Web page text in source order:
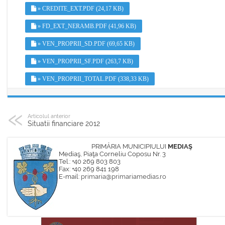
» CREDITE_EXT.PDF (24,17 KB)
» FD_EXT_NERAMB.PDF (41,96 KB)
» VEN_PROPRII_SD.PDF (69,65 KB)
» VEN_PROPRII_SF.PDF (263,7 KB)
» VEN_PROPRII_TOTAL.PDF (338,33 KB)
Articolul anterior
Situatii financiare 2012
PRIMĂRIA MUNICIPIULUI MEDIAŞ
Mediaş, Piaţa Corneliu Coposu Nr. 3
Tel.: +40 269 803 803
Fax: +40 269 841 198
E-mail: primaria@primariamedias.ro